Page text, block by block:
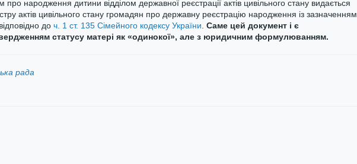
про народження дитини відділом державної реєстрації актів цивільного стану видається
актів цивільного стану громадян про державну реєстрацію народження із зазначенням
до ч. 1 ст. 135 Сімейного кодексу України Саме цей документ і є
статусу матері як «одинокої», але з юридичним формулюванням.
рада